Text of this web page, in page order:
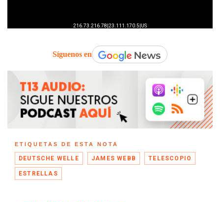
Síguenos en
ETIQUETAS DE ESTA NOTA
DEUTSCHE WELLE JAMES WEBB TELESCOPIO
ESTRELLAS